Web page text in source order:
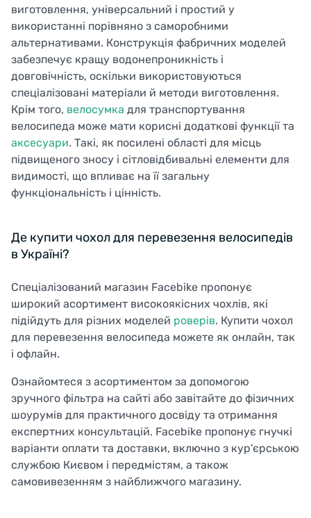
виготовлення, універсальний і простий у
використанні порівняно з саморобними
альтернативами. Конструкція фабричних моделей
забезпечує кращу водонепроникність і
довговічність, оскільки використовуються
спеціалізовані матеріали й методи виготовлення.
Крім того, велосумка для транспортування
велосипеда може мати корисні додаткові функції та
аксесуари. Такі, як посилені області для місць
підвищеного зносу і сітловідбивальні елементи для
видимості, що впливає на її загальну
функціональність і цінність.
Де купити чохол для перевезення велосипедів
в Україні?
Спеціалізований магазин Facebike пропонує
широкий асортимент високоякісних чохлів, які
підійдуть для різних моделей роверів. Купити чохол
для перевезення велосипеда можете як онлайн, так
і офлайн.
Ознайомтеся з асортиментом за допомогою
зручного фільтра на сайті або завітайте до фізичних
шоурумів для практичного досвіду та отримання
експертних консультацій. Facebike пропонує гнучкі
варіанти оплати та доставки, включно з кур'єрською
службою Києвом і передмістям, а також
самовивезенням з найближчого магазину.